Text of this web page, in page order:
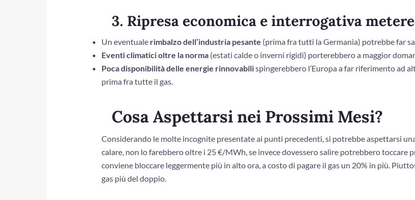
3. Ripresa economica e interrogativa
Un eventuale rimbalzo dell’industria pesante (prima fra tutti la Germania) potrebbe far
Eventi climatici oltre la norma(estati calde o inverni rigidi) porterebbero a maggior
Poca disponibilità delle energie rinnovabilispingerebbero l’Europa a far riferimento ad
prima fra tutte il gas.
Cosa Aspettarsi nei Prossimi Mesi?
Considerando le molte incognite presentate ai punti precedenti, si potrebbe aspettarsi
calare, non lo farebbero oltre i 25 €/MWh, se invece dovessero salire potrebbero toccare
conviene bloccare leggermente più in alto ora, a costo di pagare il gas un 20% in più.
gas più del doppio.